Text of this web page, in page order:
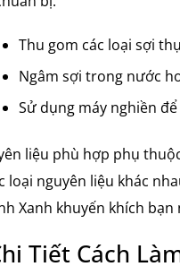
Thu gom các loại sợi
Ngâm sợi trong nước
Sử dụng máy nghiền
liệu phù hợp phụ
loại nguyên liệu khác
Xanh khuyến khích
Tiết Cách